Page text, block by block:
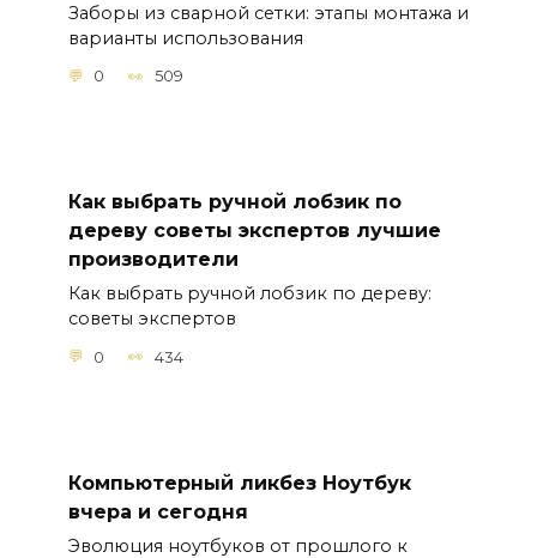
Заборы из сварной сетки: этапы монтажа и
варианты использования
0 509
Как выбрать ручной лобзик по
дереву советы экспертов лучшие
производители
Как выбрать ручной лобзик по дереву:
советы экспертов
0 434
Компьютерный ликбез Ноутбук
вчера и сегодня
Эволюция ноутбуков от прошлого к